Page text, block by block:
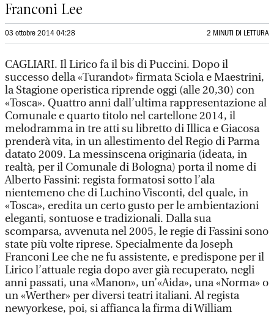
Franconi Lee
03 ottobre 2014 04:28 2 MINUTI DI LETTURA
CAGLIARI. Il Lirico fa il bis di Puccini. Dopo il
successo della «Turandot» firmata Sciola e Maestrini,
la Stagione operistica riprende oggi (alle 20,30) con
«Tosca». Quattro anni dall’ultima rappresentazione al
Comunale e quarto titolo nel cartellone 2014, il
melodramma in tre atti su libretto di Illica e Giacosa
prenderà vita, in un allestimento del Regio di Parma
datato 2009. La messinscena originaria (ideata, in
realtà, per il Comunale di Bologna) porta il nome di
Alberto Fassini: regista formatosi sotto l’ala
nientemeno che di Luchino Visconti, del quale, in
«Tosca», eredita un certo gusto per le ambientazioni
eleganti, sontuose e tradizionali. Dalla sua
scomparsa, avvenuta nel 2005, le regie di Fassini sono
state più volte riprese. Specialmente da Joseph
Franconi Lee che ne fu assistente, e predispone per il
Lirico l’attuale regia dopo aver già recuperato, negli
anni passati, una «Manon», un’«Aida», una «Norma» o
un «Werther» per diversi teatri italiani. Al regista
newyorkese, poi, si affianca la firma di William